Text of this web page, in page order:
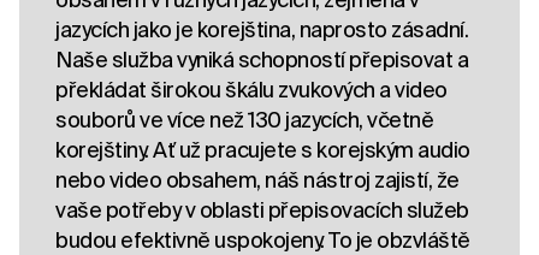
jazycích jako je korejština, naprosto zásadní.
Naše služba vyniká schopností přepisovat a
překládat širokou škálu zvukových a video
souborů ve více než 130 jazycích, včetně
korejštiny. Ať už pracujete s korejským audio
nebo video obsahem, náš nástroj zajistí, že
vaše potřeby v oblasti přepisovacích služeb
budou efektivně uspokojeny. To je obzvláště